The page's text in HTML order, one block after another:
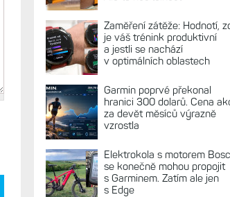
Zaměření zátěže: Hodnotí,
je váš trénink produktivní
a jestli se nachází
v optimálních oblastech
Garmin poprvé překonal
hranici 300 dolarů. Cena
za devět měsíců výrazně
vzrostla
Elektrokola s motorem
se konečně mohou propojit
s Garminem. Zatím ale jen
s Edge